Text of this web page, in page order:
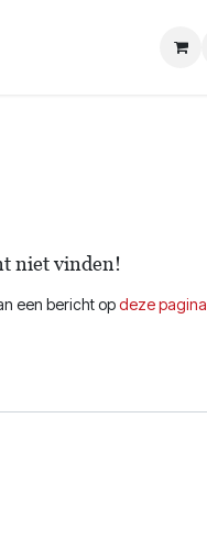
niet vinden!
een bericht opdeze pagina